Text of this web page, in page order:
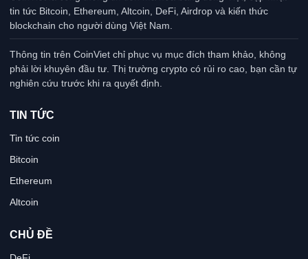
tin tức Bitcoin, Ethereum, Altcoin, DeFi, Airdrop và kiến thức
blockchain cho người dùng Việt Nam.
Thông tin trên CoinViet chỉ phục vụ mục đích tham khảo, không
phải lời khuyên đầu tư. Thị trường crypto có rủi ro cao, bạn cần tự
nghiên cứu trước khi ra quyết định.
TIN TỨC
Tin tức coin
Bitcoin
Ethereum
Altcoin
CHỦ ĐỀ